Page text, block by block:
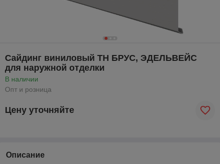
Сайдинг виниловый ТН БРУС, ЭДЕЛЬВЕЙС
для наружной отделки
В наличии
Опт и розница
Цену уточняйте
Описание